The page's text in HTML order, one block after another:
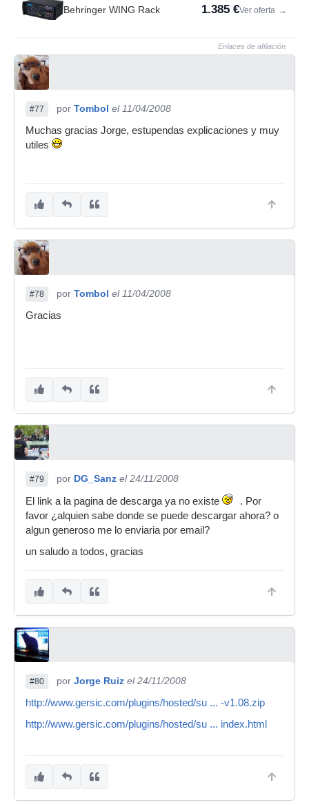
Behringer WING Rack 1.385 €Ver oferta →
Enlaces de afiliación
#77 por Tombol el 11/04/2008
Muchas gracias Jorge, estupendas explicaciones y muy
utiles
#78 por Tombol el 11/04/2008
Gracias
#79 por DG_Sanz el 24/11/2008
El link a la pagina de descarga ya no existe
. Por
favor ¿alquien sabe donde se puede descargar ahora? o
algun generoso me lo enviaria por email?
un saludo a todos, gracias
#80 por Jorge Ruiz el 24/11/2008
http://www.gersic.com/plugins/hosted/su ... -v1.08.zip
http://www.gersic.com/plugins/hosted/su ... index.html